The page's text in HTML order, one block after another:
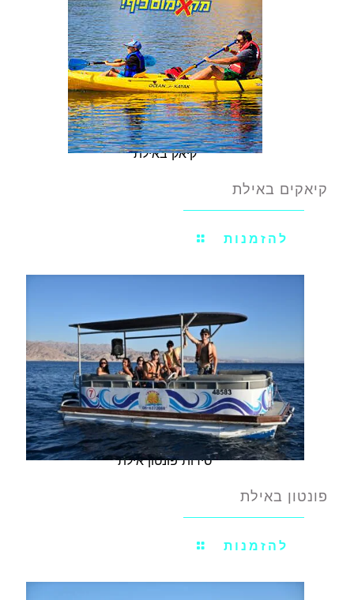
קיאק באילת
קיאקים באילת
להזמנות
סירות פונטון אילת
פונטון באילת
להזמנות